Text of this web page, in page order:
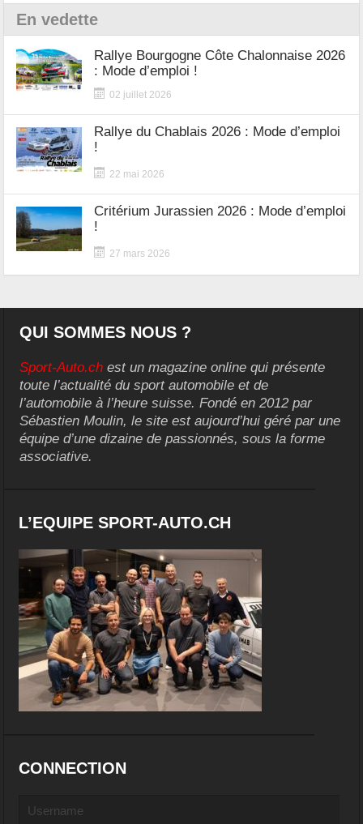
En vedette
Rallye Bourgogne Côte Chalonnaise 2026
: Mode d’emploi !
02 juillet 2026
Rallye du Chablais 2026 : Mode d’emploi
!
22 mai 2026
Critérium Jurassien 2026 : Mode d’emploi
!
27 mars 2026
QUI SOMMES NOUS ?
Sport-Auto.ch est un magazine online qui présente
toute l’actualité du sport automobile et de
l’automobile à l’heure suisse. Fondé en 2012 par
Sébastien Moulin, le site est aujourd’hui géré par une
équipe d’une dizaine de passionnés, sous la forme
associative.
L’EQUIPE SPORT-AUTO.CH
CONNECTION